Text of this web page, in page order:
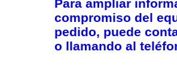
Para ampliar
compromiso del
pedido, puede
o llamando al